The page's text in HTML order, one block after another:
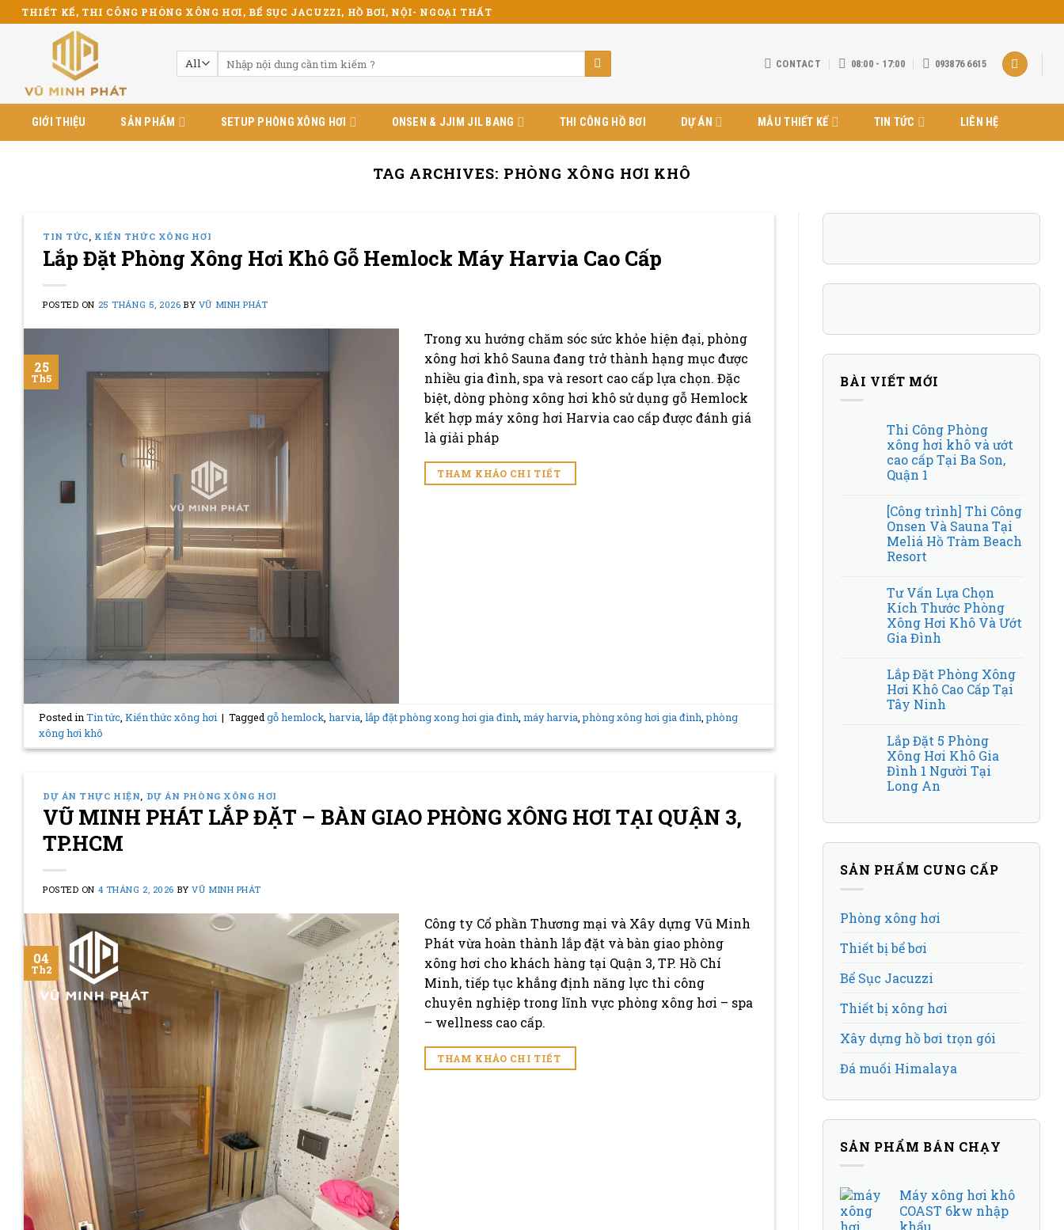
Skip
to
THIẾT KẾ, THI CÔNG PHÒNG XÔNG HƠI, BỂ SỤC JACUZZI, HỒ BƠI, NỘI- NGOẠI THẤT
kiếm:
CONTACT 08:00 - 17:00 093876 6615
GIỚI THIỆU SẢN PHẨM SETUP PHÒNG XÔNG HƠI ONSEN & JJIM JIL BANG THI CÔNG HỒ BƠI DỰ ÁN MẪU THIẾT KẾ TIN TỨC LIÊN HỆ
TAG ARCHIVES: PHÒNG XÔNG HƠI KHÔ
TIN TỨC, KIẾN THỨC XÔNG HƠI
Lắp Đặt Phòng Xông Hơi Khô Gỗ Hemlock Máy Harvia Cao Cấp
POSTED ON 25 THÁNG 5, 2026 BY VŨ MINH PHÁT
25
Th5
Trong xu hướng chăm sóc sức khỏe hiện đại, phòng
xông hơi khô Sauna đang trở thành hạng mục được
nhiều gia đình, spa và resort cao cấp lựa chọn. Đặc
biệt, dòng phòng xông hơi khô sử dụng gỗ Hemlock
kết hợp máy xông hơi Harvia cao cấp được đánh giá
là giải pháp
THAM KHẢO CHI TIẾT
Posted inTin tức ,Kiến thức xông hơi | Taggedgỗ hemlock ,harvia ,lắp đặt phòng xong hơi gia đình ,máy harvia ,phòng xông hơi gia đình ,phòng
xông hơi khô
DỰ ÁN THỰC HIỆN DỰ ÁN PHÒNG XÔNG HƠI
VŨ MINH PHÁT LẮP ĐẶT – BÀN GIAO PHÒNG XÔNG HƠI TẠI QUẬN 3,
TP.HCM
POSTED ON 4 THÁNG 2, 2026 BYVŨ MINH PHÁT
04
Th2
Công ty Cổ phần Thương mại và Xây dựng Vũ Minh
Phát vừa hoàn thành lắp đặt và bàn giao phòng
xông hơi cho khách hàng tại Quận 3, TP. Hồ Chí
Minh, tiếp tục khẳng định năng lực thi công
chuyên nghiệp trong lĩnh vực phòng xông hơi – spa
– wellness cao cấp.
THAM KHẢO CHI TIẾT
BÀI VIẾT MỚI
Thi Công Phòng
xông hơi khô và ướt
cao cấp Tại Ba Son,
Quận 1
[Công trình] Thi Công
Onsen Và Sauna Tại
Meliá Hồ Tràm Beach
Resort
Tư Vấn Lựa Chọn
Kích Thước Phòng
Xông Hơi Khô Và Ướt
Gia Đình
Lắp Đặt Phòng Xông
Hơi Khô Cao Cấp Tại
Tây Ninh
Lắp Đặt 5 Phòng
Xông Hơi Khô Gia
Đình 1 Người Tại
Long An
SẢN PHẨM CUNG CẤP
Phòng xông hơi
Thiết bị bể bơi
Bể Sục Jacuzzi
Thiết bị xông hơi
Xây dựng hồ bơi trọn gói
Đá muối Himalaya
SẢN PHẨM BÁN CHẠY
Máy xông hơi khô
COAST 6kw nhập